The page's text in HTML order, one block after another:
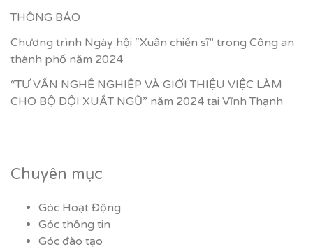
THÔNG BÁO
Chương trình Ngày hội “Xuân chiến sĩ” trong Công an
thành phố năm 2024
“TƯ VẤN NGHỀ NGHIỆP VÀ GIỚI THIỆU VIỆC LÀM
CHO BỘ ĐỘI XUẤT NGŨ” năm 2024 tại Vĩnh Thạnh
Chuyên mục
Góc Hoạt Động
Góc thông tin
Góc đào tạo